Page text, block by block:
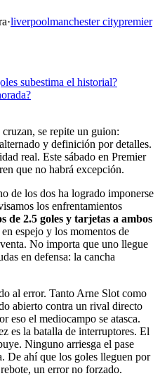
·liverpoolmanchester citypremier
subestima el historial?
se repite un guion:
y definición por detalles.
real. Este sábado en Premier
que no habrá excepción.
de los dos ha logrado imponerse
los enfrentamientos
de 2.5 goles y tarjetas a ambos
espejo y los momentos de
No importa que uno llegue
en defensa: la cancha
al error. Tanto Arne Slot como
abierto contra un rival directo
eso el mediocampo se atasca.
es la batalla de interruptores. El
Ninguno arriesga el pase
De ahí que los goles lleguen por
un error no forzado.